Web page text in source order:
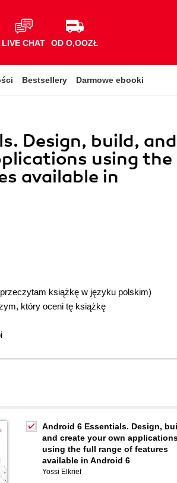
LIVE CHAT OD O,OOZŁ
Bestsellery Darmowe ebooki
Design, build, and
using the
available in
książkę w języku polskim)
który oceni tę książkę
Android 6 Essentials. Design,
and create your own
using the full range of features
available in Android 6
Yossi Elkrief